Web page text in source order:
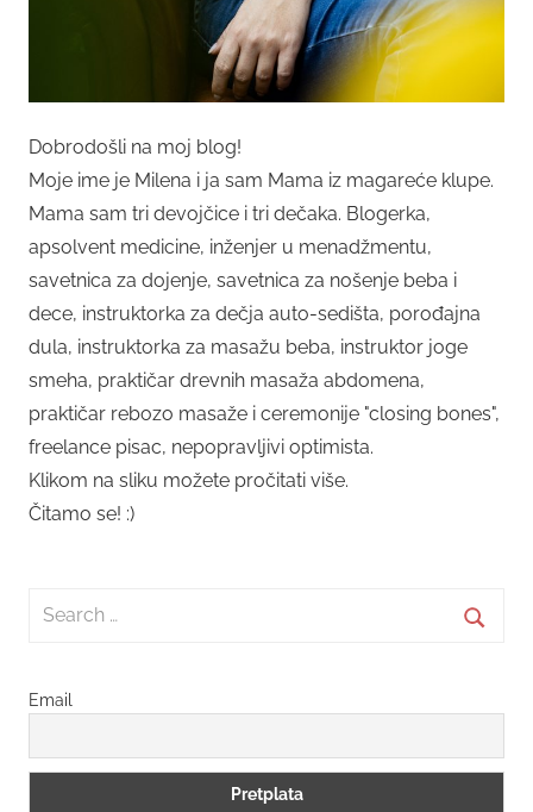
Dobrodošli na moj blog!
Moje ime je Milena i ja sam Mama iz magareće klupe.
Mama sam tri devojčice i tri dečaka. Blogerka,
apsolvent medicine, inženjer u menadžmentu,
savetnica za dojenje, savetnica za nošenje beba i
dece, instruktorka za dečja auto-sedišta, porođajna
dula, instruktorka za masažu beba, instruktor joge
smeha, praktičar drevnih masaža abdomena,
praktičar rebozo masaže i ceremonije "closing bones",
freelance pisac, nepopravljivi optimista.
Klikom na sliku možete pročitati više.
Čitamo se! :)
Search
Email